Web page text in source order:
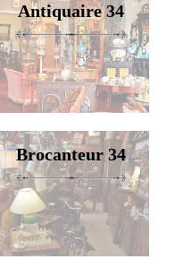
Antiquaire 34
Brocanteur 34